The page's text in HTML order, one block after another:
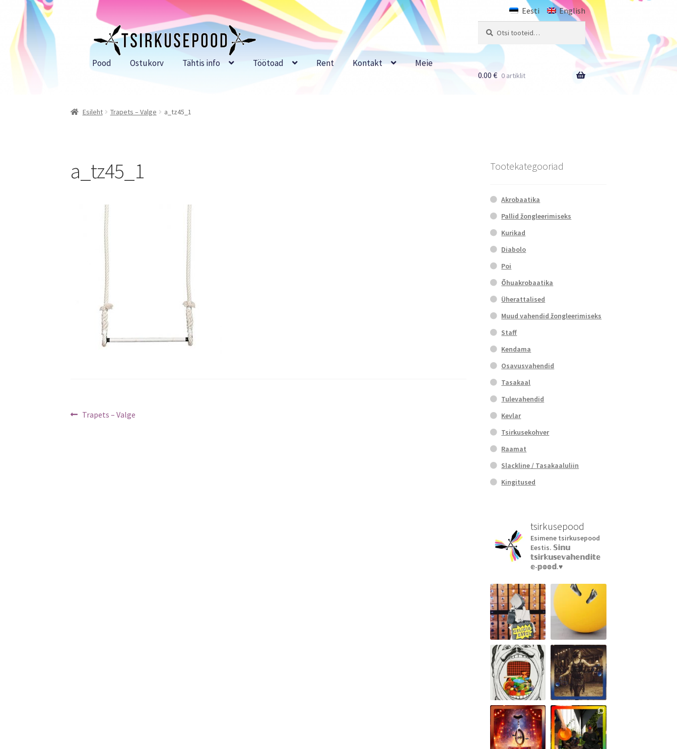
Liigu
navigeerimisele
Liigu
sisu
Eesti English
Pood Ostukorv Tähtis info Töötoad Rent Kontakt Meie
0.00€ 0 artiklit
Esileht Trapets – Valge a_tz45_1
a_tz45_1
Navigeerimine
Previous
Trapets – Valge
Tootekategooriad
Akrobaatika
Pallid žongleerimiseks
Kurikad
Diabolo
Poi
Õhuakrobaatika
Üherattalised
Muud vahendid žongleerimiseks
Staff
Kendama
Osavusvahendid
Tasakaal
Tulevahendid
Kevlar
Tsirkusekohver
Raamat
Slackline / Tasakaaluliin
Kingitused
tsirkusepood
Esimene tsirkusepood
Eestis. 𝕊𝕚𝕟𝕦
𝕥𝕤𝕚𝕣𝕜𝕦𝕤𝕖𝕧𝕒𝕙𝕖𝕟𝕕𝕚𝕥𝕖
𝕖-𝕡𝕠𝕠𝕕.♥︎